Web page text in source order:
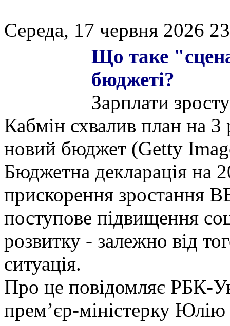
Середа, 17 червня 2026
Що таке
бюджеті?
Зарплати
Кабмін схвалив план на
новий бюджет (Getty
Бюджетна декларація на
прискорення зростання
поступове підвищення
розвитку - залежно від
ситуація.
Про це повідомляє РБК-
премʼєр-міністерку